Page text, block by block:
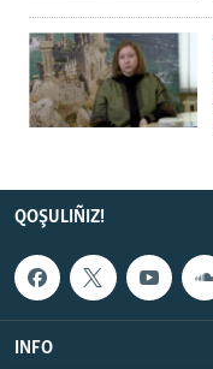
QOŞULIÑIZ!
INFO